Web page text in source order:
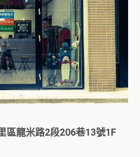
區龍米路2段206巷13號1F